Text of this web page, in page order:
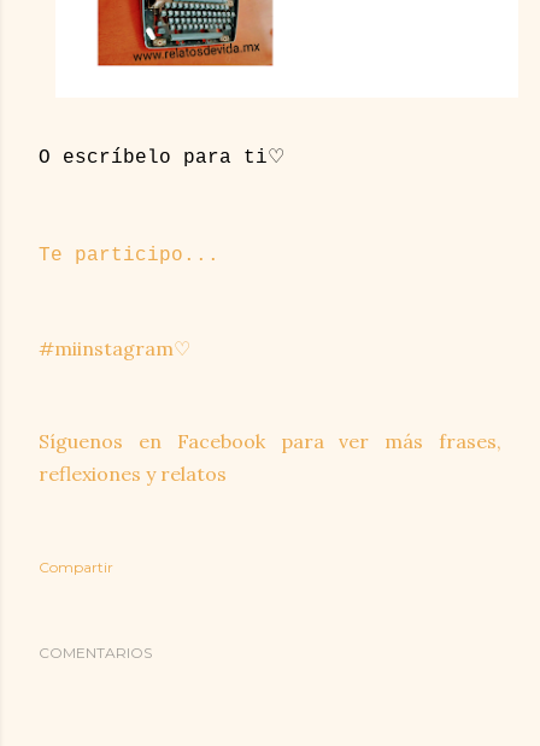
O escríbelo para ti♡
Te participo...
#miinstagram♡
Síguenos en Facebook para ver más frases,
reflexiones y relatos
Compartir
COMENTARIOS